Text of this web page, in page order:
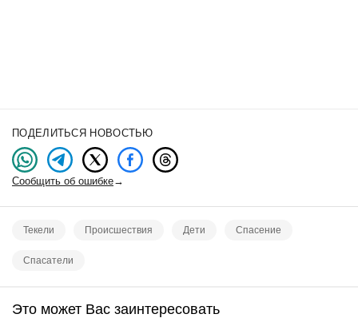
ПОДЕЛИТЬСЯ НОВОСТЬЮ
Сообщить об ошибке→
Текели Происшествия Дети Спасение
Спасатели
Это может Вас заинтересовать